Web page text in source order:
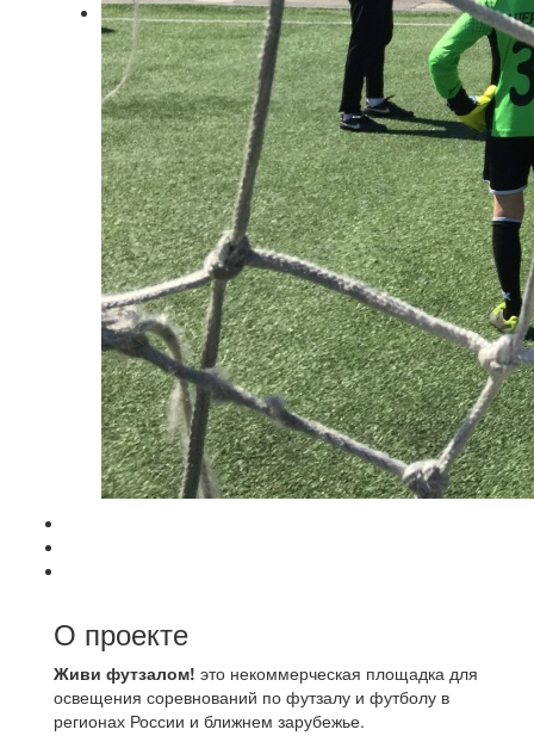
О проекте
Живи футзалом! это некоммерческая площадка для
освещения соревнований по футзалу и футболу в
регионах России и ближнем зарубежье.